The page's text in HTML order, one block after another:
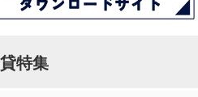
特集